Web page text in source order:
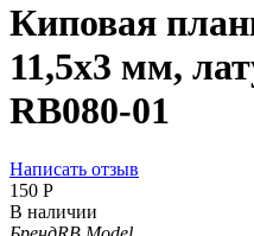
Киповая
11,5х3 мм,
RB080-01
Написать отзыв
‍150‍ Р
В наличии